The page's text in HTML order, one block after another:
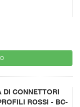
CONNETTORI
ROSSI - BC-